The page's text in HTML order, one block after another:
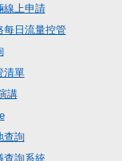
線上申請
每日流量控管
清單
講
查詢
查詢系統